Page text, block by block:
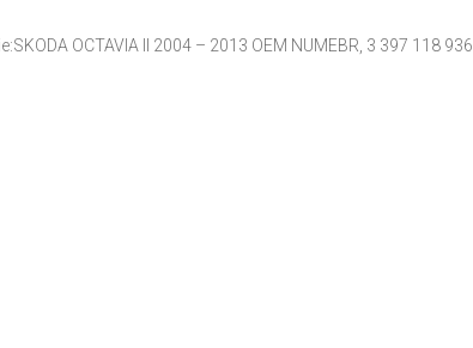
OCTAVIA II 2004 – 2013 OEM NUMEBR, 3 397 118 936